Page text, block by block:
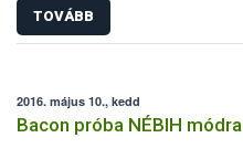
TOVÁBB
2016. május 10., kedd
Bacon próba NÉBIH módra